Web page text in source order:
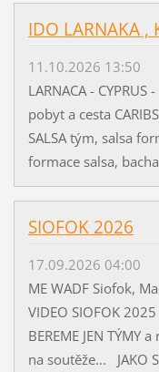
IDO LARNAKA ,
11.10.2026 13:50
LARNACA -
pobyt a cesta
SALSA tým, salsa
formace salsa,
SIOFOK 2026
17.09.2026 04:00
ME WADF Siofok,
VIDEO SIOFOK
BEREME JEN
na soutěže... JAKO